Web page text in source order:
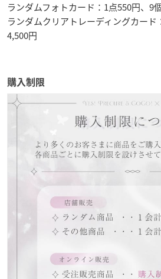
ランダムフォトカード：1点550円、9
ランダムクリアトレーディングカード
4,500円
購入制限